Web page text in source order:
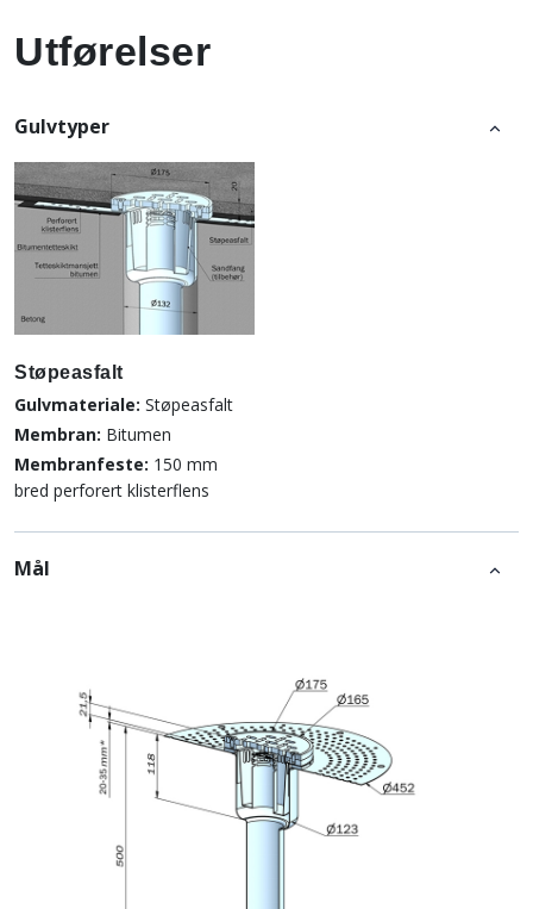
Utførelser
Gulvtyper
Støpeasfalt
Gulvmateriale: Støpeasfalt
Membran: Bitumen
Membranfeste: 150 mm
bred perforert klisterflens
Mål